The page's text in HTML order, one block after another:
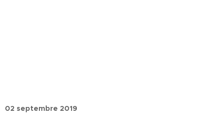
02 septembre 2019